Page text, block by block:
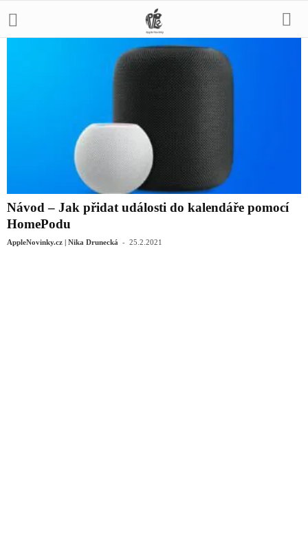
Návod – Jak přidat události do kalendáře pomocí
HomePodu
AppleNovinky.cz | Nika Drunecká - 25.2.2021